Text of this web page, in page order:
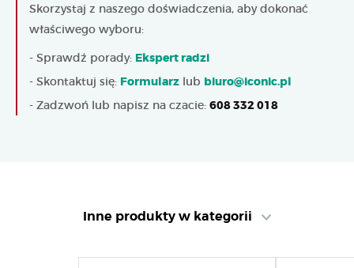
Skorzystaj z naszego doświadczenia, aby dokonać
właściwego wyboru:
- Sprawdź porady: Ekspert radzi
- Skontaktuj się: Formularzlub biuro@iconic.pl
- Zadzwoń lub napisz na czacie: 608 332 018
Inne produkty w kategorii